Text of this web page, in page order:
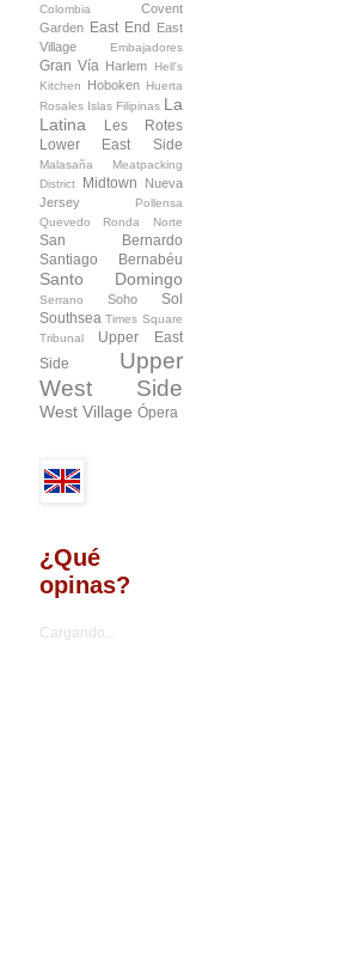
Colombia
Covent
Garden
East End
East
Village
Embajadores
Gran Vía Harlem
Hell's
Kitchen
Hoboken
Huerta
Rosales Islas Filipinas La
Latina
Les Rotes
Lower East Side
Malasaña
Meatpacking
District
Midtown
Nueva
Jersey
Pollensa
Quevedo
Ronda Norte
San Bernardo
Santiago Bernabéu
Santo Domingo
Serrano Soho
Sol
Southsea Times Square
Tribunal
Upper East
Side
Upper
West Side
West Village Ópera
¿Qué
opinas?
Cargando...